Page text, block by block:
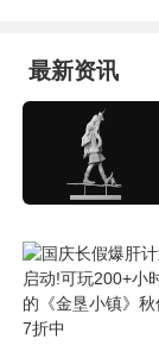
最新资讯